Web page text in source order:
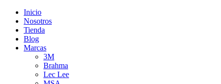
Inicio
Nosotros
Tienda
Blog
Marcas
3M
Brahma
Lec Lee